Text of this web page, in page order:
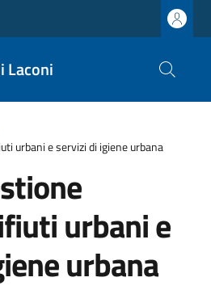
Laconi
urbani e servizi di igiene urbana
urbani e
urbana